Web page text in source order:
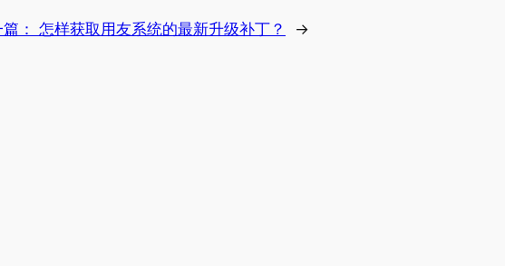
： 怎样获取用友系统的最新升级补丁？ →